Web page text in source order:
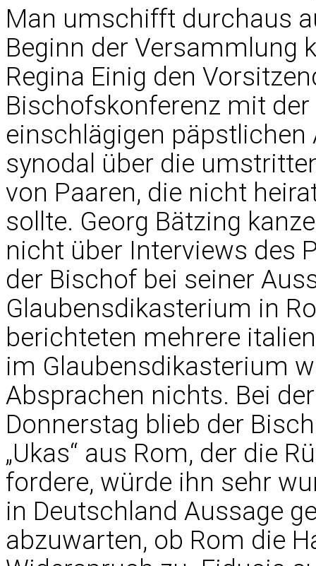
Man umschifft durchaus
Beginn der Versammlung
Regina Einig den
Bischofskonferenz mit
einschlägigen
synodal über die
von Paaren, die nicht
sollte. Georg Bätzing
nicht über Interviews des
der Bischof bei seiner
Glaubensdikasterium in
berichteten mehrere
im Glaubensdikasterium
Absprachen nichts. Bei
Donnerstag blieb der
„Ukas“ aus Rom, der die
fordere, würde ihn sehr
in Deutschland Aussage
abzuwarten, ob Rom die